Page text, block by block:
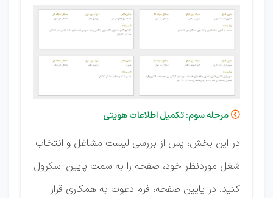
 مرحله سوم: تکمیل اطلاعات هویتی
در این بخش، پس از بررسی لیست مشاغل و انتخاب
شغل موردنظر خود، صفحه را به سمت پایین اسکرول
کنید. در پایین صفحه، فرم دعوت به همکاری قرار